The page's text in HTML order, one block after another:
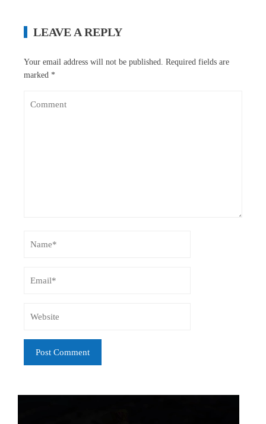
LEAVE A REPLY
Your email address will not be published. Required fields are
marked *